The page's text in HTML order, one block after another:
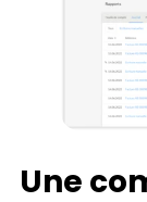
Une